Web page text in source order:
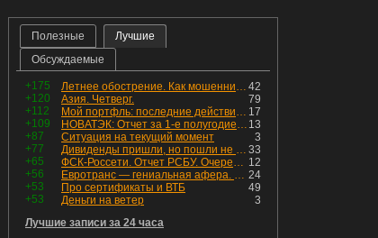
Полезные
Лучшие
Обсуждаемые
+175 42
Летнее обострение. Как мошенники пытаются подсунуть кнопку "БАБЛО" девушкам
+120
79
Азия. Четверг.
+112
17
Мой портфль: последние действия и текущая структура. Краткий комментарий по всем позициям
+109
13
НОВАТЭК: Отчет за 1-е полугодие 2026 - прибыль продолжает падать, но лучшее впереди, если не прилетит
+87
3
Ситуация на текущий момент
+77
33
Дивиденды пришли, но пошли не туда
+65
12
ФСК-Россети. Отчет РСБУ. Очередная допка - бомбовые новости в эфире
+56
24
Евротранс — гениальная афера. Собрал с инвесторов денег, выплатил дивидендов больше текущей капитализации и ушёл в дефолт
+53
49
Про сертификаты и ВТБ
+53
3
Деньги на ветер
Лучшие записи за 24 часа